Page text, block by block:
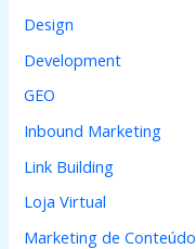
r
:
Design
Development
GEO
Inbound Marketing
Link Building
Loja Virtual
Marketing de Conteúdo